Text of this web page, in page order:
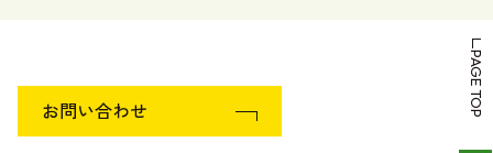
お問い合わせ PAGE TOP